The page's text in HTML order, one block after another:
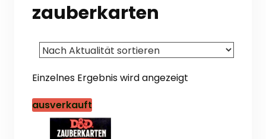
zauberkarten
Einzelnes Ergebnis wird angezeigt
ausverkauft